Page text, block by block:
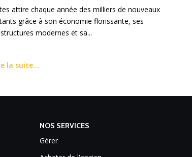
attire chaque année des milliers de nouveaux
grâce à son économie florissante, ses
modernes et sa...
la suite...
NOS SERVICES
Gérer